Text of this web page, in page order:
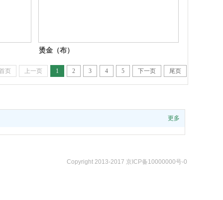
烫金（布）
页 上一页 1 2 3 4 5 下一页 尾页
更多
Copyright 2013-2017 京ICP备10000000号-0